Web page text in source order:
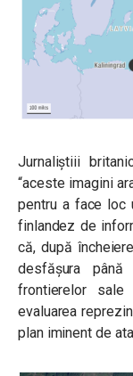
Jurnaliștiii
“aceste imagini
pentru a face loc
finlandez de
că, după
desfășura
frontierelor
evaluarea
plan iminent de